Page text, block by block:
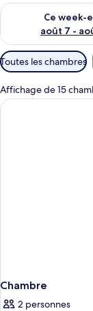
Ce week-
août 7 -
Vérifier la
Filtres
disponibles
pour
les
Toutes les chambres
Affichage de 15
Chambre
2 personnes